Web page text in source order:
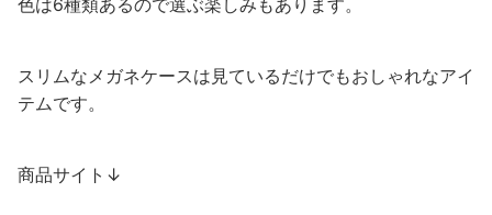
色は6種類あるので選ぶ楽しみもあります。
スリムなメガネケースは見ているだけでもおしゃれなアイ
テムです。
商品サイト↓